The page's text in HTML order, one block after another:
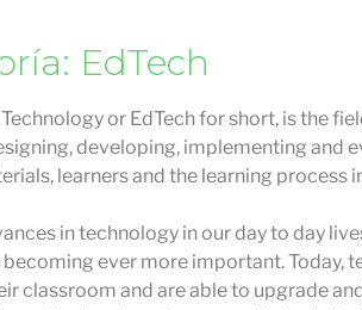
EdTech
or EdTech for short, is the
developing, implementing and
learners and the learning
in technology in our day to day
ever more important. Today,
classroom and are able to upgrade